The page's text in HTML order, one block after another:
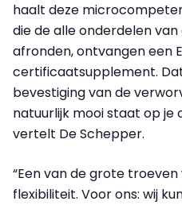
haalt deze
die de alle onderdelen
afronden, ontvangen een
certificaatsupplement.
bevestiging van de
natuurlijk mooi staat op je
vertelt De Schepper.
“Een van de grote
flexibiliteit. Voor ons: wij